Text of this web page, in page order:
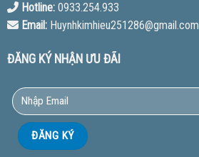
Hotline:0933.254.933
Email:Huynhkimhieu251286@gmail.com
ĐĂNG KÝ NHẬN ƯU ĐÃI